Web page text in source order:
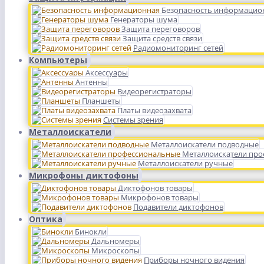
Безопасность
Генераторы шума
Защита переговоров
Защита средств связи
Радиомониторинг сетей
Компьютеры
Аксессуары
Антенны
Видеорегистраторы
Планшеты
Платы видеозахвата
Системы зрения
Металлоискатели
Металлоискатели подводные
Металлоискатели
Металлоискатели ручные
Микрофоны диктофоны
Диктофонов товары
Микрофонов товары
Подавители диктофонов
Оптика
Бинокли
Дальномеры
Микроскопы
Приборы ночного видения